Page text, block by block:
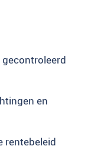
en
rentebeleid